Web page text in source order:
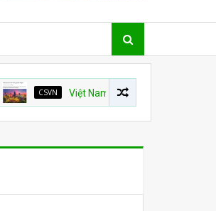
CSVN Việt Nam và con số tăng trưởng 10%: